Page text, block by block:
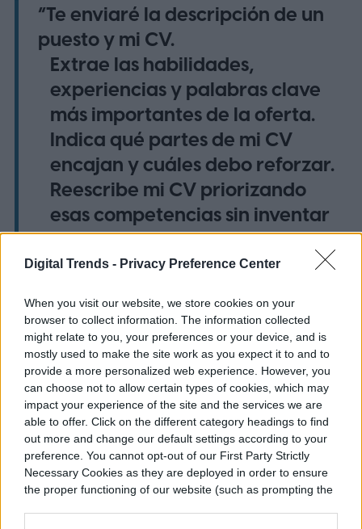
Digital Trends - Privacy Preference Center
When you visit our website, we store cookies on your
browser to collect information. The information collected
might relate to you, your preferences or your device, and is
mostly used to make the site work as you expect it to and to
provide a more personalized web experience. However, you
can choose not to allow certain types of cookies, which may
impact your experience of the site and the services we are
able to offer. Click on the different category headings to find
out more and change our default settings according to your
preference. You cannot opt-out of our First Party Strictly
Necessary Cookies as they are deployed in order to ensure
the proper functioning of our website (such as prompting the
“Te enviaré la descripción de un
puesto y mi CV.
Extrae las habilidades,
experiencias y palabras clave
más importantes de la oferta.
Indica qué partes de mi CV
encajan y cuáles debo reforzar.
Reescribe mi CV priorizando
esas competencias sin inventar
información.”
incluso pedir una versión adaptada para
cada oferta crítica en la que realmente te
interesa destacar.
4. Optimizar el CV para sistemas
ATS
Muchos artículos recuerdan que los